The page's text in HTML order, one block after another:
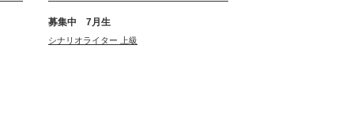
募集中 7月生
シナリオライター 上級